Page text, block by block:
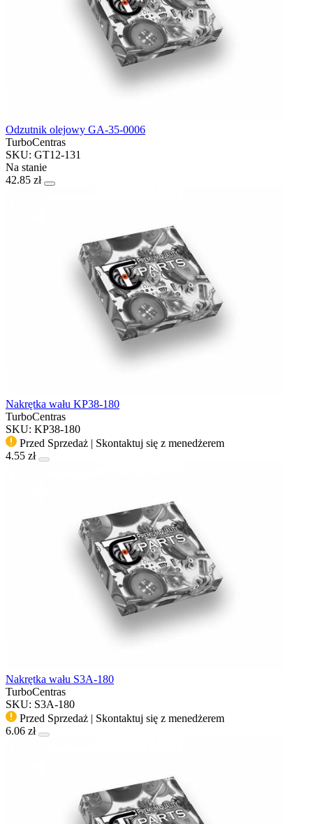
Odzutnik olejowy GA-35-0006
TurboCentras
SKU: GT12-131
Na stanie
42.85 zł
Nakrętka wału KP38-180
TurboCentras
SKU: KP38-180
Przed Sprzedaż | Skontaktuj się z menedżerem
4.55 zł
Nakrętka wału S3A-180
TurboCentras
SKU: S3A-180
Przed Sprzedaż | Skontaktuj się z menedżerem
6.06 zł